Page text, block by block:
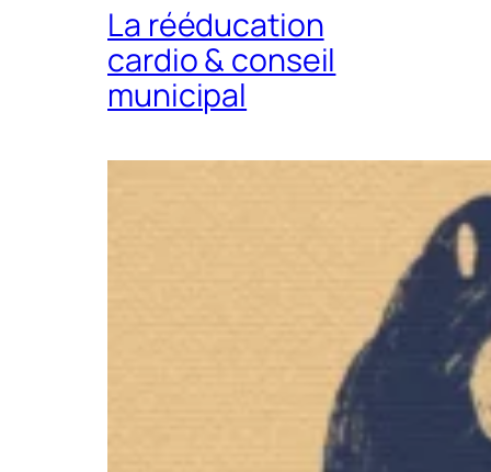
La rééducation
cardio & conseil
municipal